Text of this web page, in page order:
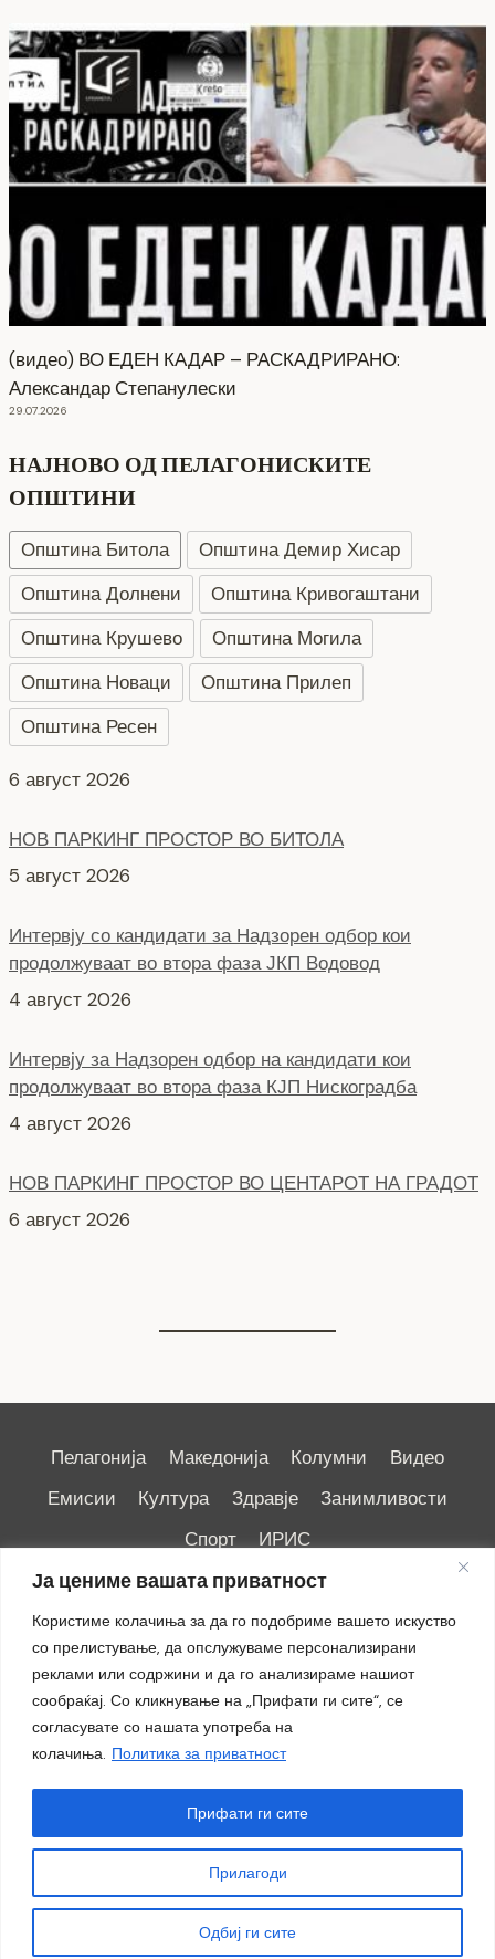
Ја цениме вашата приватност
Користиме колачиња за да го подобриме вашето искуство
со прелистување, да опслужуваме персонализирани
реклами или содржини и да го анализираме нашиот
сообраќај. Со кликнување на „Прифати ги сите“, се
согласувате со нашата употреба на
колачиња. Политика за приватност
Прилагоди
Одбиј ги сите
Прифати ги сите
(видео) ВО ЕДЕН КАДАР – РАСКАДРИРАНО:
Александар Степанулески
29.07.2026
НАЈНОВО ОД ПЕЛАГОНИСКИТЕ
ОПШТИНИ
Општина Битола
Општина Демир Хисар
Општина Долнени
Општина Кривогаштани
Општина Крушево
Општина Могила
Општина Новаци
Општина Прилеп
Општина Ресен
НОВ ПАРКИНГ ПРОСТОР ВО БИТОЛА
Интервју со кандидати за Надзорен одбор кои
4 август 2026
Интервју за Надзорен одбор на кандидати кои
4 август 2026
НОВ ПАРКИНГ ПРОСТОР ВО ЦЕНТАРОТ НА ГРАДОТ
СЕ АСФАЛТИРА УЛИЦАТА „КОЗАРА“
Пелагонија Македонија Колумни
Видео
Емисии
Култура Здравје
Занимливости
Спорт
ИРИС
Импресум|Маркетинг
© 2018 - 2026 ОТВ